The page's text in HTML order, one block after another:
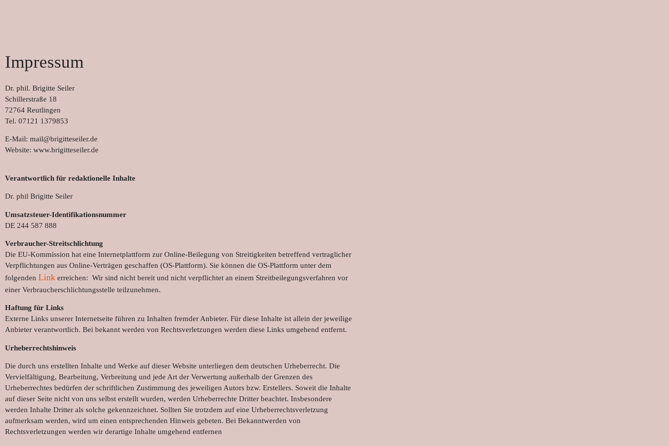
Impressum
Dr. phil. Brigitte Seiler
Schillerstraße 18
72764 Reutlingen
Tel. 07121 1379853
E-Mail: mail@brigitteseiler.de
Website: www.brigitteseiler.de
Verantwortlich für redaktionelle Inhalte
Dr. phil Brigitte Seiler
Umsatzsteuer-Identifikationsnummer
DE 244 587 888
Verbraucher-Streitschlichtung
Die EU-Kommission hat eine Internetplattform zur Online-Beilegung von Streitigkeiten betreffend vertraglicher
Verpflichtungen aus Online-Verträgen geschaffen (OS-Plattform). Sie können die OS-Plattform unter dem
folgenden Link erreichen: Wir sind nicht bereit und nicht verpflichtet an einem Streitbeilegungsverfahren vor
einer Verbraucherschlichtungsstelle teilzunehmen.
Haftung für Links
Externe Links unserer Internetseite führen zu Inhalten fremder Anbieter. Für diese Inhalte ist allein der jeweilige
Anbieter verantwortlich. Bei bekannt werden von Rechtsverletzungen werden diese Links umgehend entfernt.
Urheberrechtshinweis
Die durch uns erstellten Inhalte und Werke auf dieser Website unterliegen dem deutschen Urheberrecht. Die
Vervielfältigung, Bearbeitung, Verbreitung und jede Art der Verwertung außerhalb der Grenzen des
Urheberrechtes bedürfen der schriftlichen Zustimmung des jeweiligen Autors bzw. Erstellers. Soweit die Inhalte
auf dieser Seite nicht von uns selbst erstellt wurden, werden Urheberrechte Dritter beachtet. Insbesondere
werden Inhalte Dritter als solche gekennzeichnet. Sollten Sie trotzdem auf eine Urheberrechtsverletzung
aufmerksam werden, wird um einen entsprechenden Hinweis gebeten. Bei Bekanntwerden von
Rechtsverletzungen werden wir derartige Inhalte umgehend entfernen